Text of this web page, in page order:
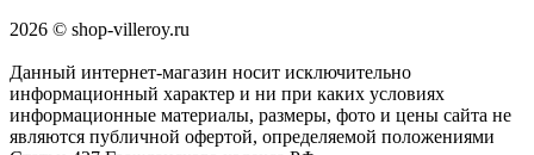
2026 © shop-villeroy.ru
Данный интернет-магазин носит исключительно
информационный характер и ни при каких условиях
информационные материалы, размеры, фото и цены сайта не
являются публичной офертой, определяемой положениями